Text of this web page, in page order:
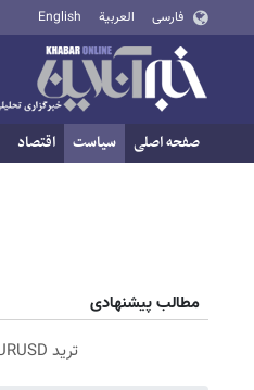
فارسی العربية English
صفحه اصلی سیاست اقتصاد
مطالب پیشنهادی
ترید EURUSD با اسپرد از صفر پیپ